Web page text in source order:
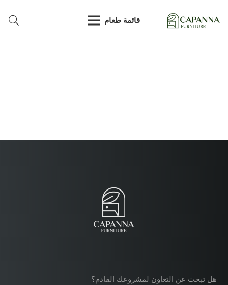
قائمة طعام
هل تبحث عن التعاون لمشروعك القادم؟